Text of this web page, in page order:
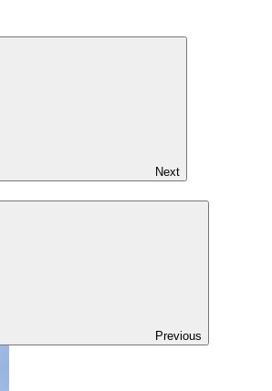
Next
Previous